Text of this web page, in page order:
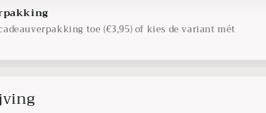
toe (€3,95) of kies de variant mét